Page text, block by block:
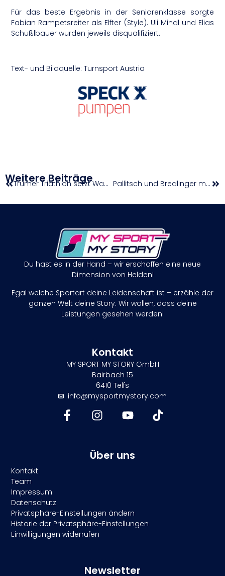
Für das beste Ergebnis in der Seniorenklasse sorgte
Fabian Rampetsreiter als Elfter (Style). Uli Mindl und Elias
Schüßlbauer wurden jeweils disqualifiziert.
Text- und Bildquelle: Turnsport Austria
Weitere Beiträge Trumer Triathlon setzt Wachstumskurs fort Pallitsch und Bredlinger mit starken Zeiten in Ostrava
Du hast es in der Hand – wir erschaffen eine neue
Dimension von Helden!
Egal welche Sportart deine Leidenschaft ist – erzähle der
ganzen Welt deine Story. Wir wollen, dass deine
Leistungen gesehen werden!
Kontakt
MY SPORT MY STORY GmbH
Bairbach 15
6410 Telfs
info@mysportmystory.com
Über uns
Kontakt
Team
Impressum
Datenschutz
Privatsphäre-Einstellungen ändern
Historie der Privatsphäre-Einstellungen
Einwilligungen widerrufen
Newsletter